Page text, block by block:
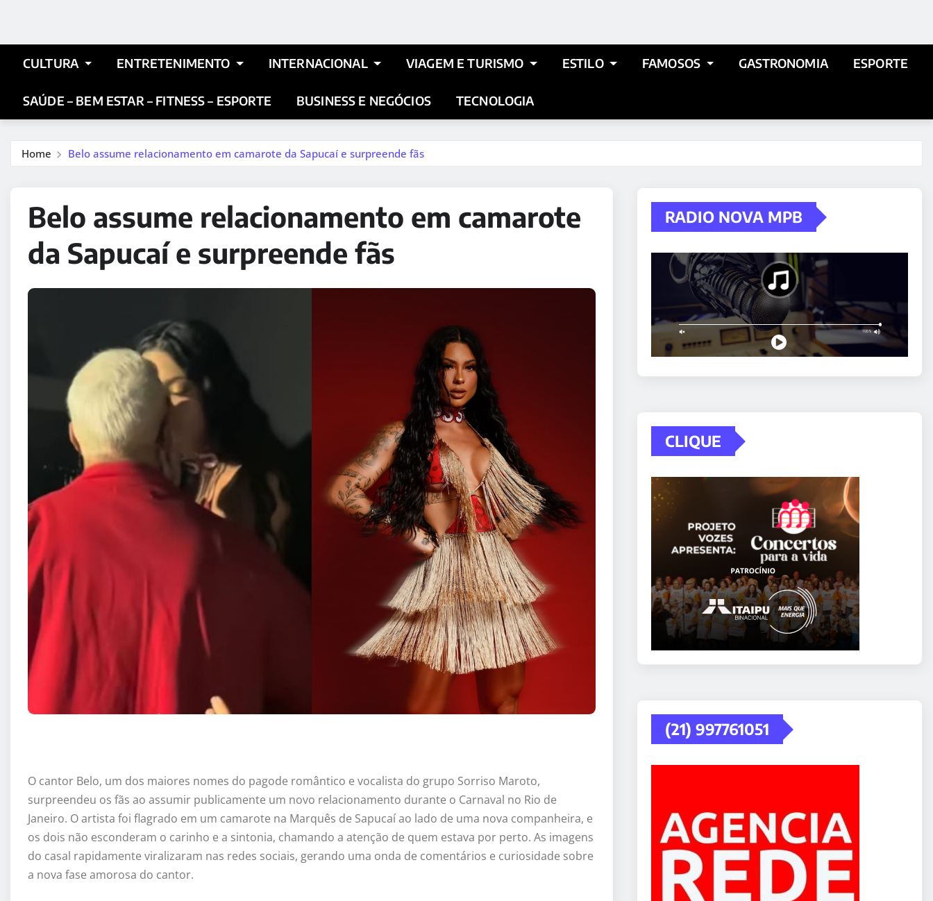
CULTURA ENTRETENIMENTO INTERNACIONAL VIAGEM E TURISMO ESTILO FAMOSOS GASTRONOMIA ESPORTE
SAÚDE – BEM ESTAR – FITNESS – ESPORTE BUSINESS E NEGÓCIOS TECNOLOGIA
Home Belo assume relacionamento em camarote da Sapucaí e surpreende fãs
Belo assume relacionamento em camarote
da Sapucaí e surpreende fãs
O cantor Belo, um dos maiores nomes do pagode romântico e vocalista do grupo Sorriso Maroto,
surpreendeu os fãs ao assumir publicamente um novo relacionamento durante o Carnaval no Rio de
Janeiro. O artista foi flagrado em um camarote na Marquês de Sapucaí ao lado de uma nova companheira, e
os dois não esconderam o carinho e a sintonia, chamando a atenção de quem estava por perto. As imagens
do casal rapidamente viralizaram nas redes sociais, gerando uma onda de comentários e curiosidade sobre
a nova fase amorosa do cantor.
RADIO NOVA MPB
CLIQUE
(21) 997761051